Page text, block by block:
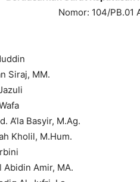
Nomor: 104/PB.01
Siraj, MM.
A’la Basyir, M.Ag.
Kholil, M.Hum.
Abidin Amir, MA.